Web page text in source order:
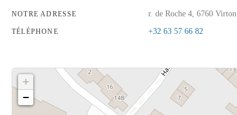
NOTRE ADRESSE r. de Roche 4, 6760 Virton
TÉLÉPHONE +32 63 57 66 82
+
−